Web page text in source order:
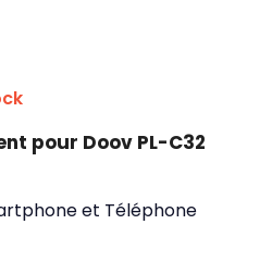
pour Doov PL-C32
et Téléphone